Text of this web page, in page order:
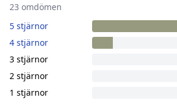
23 omdömen
5 stjärnor
4 stjärnor
3 stjärnor
2 stjärnor
1 stjärnor